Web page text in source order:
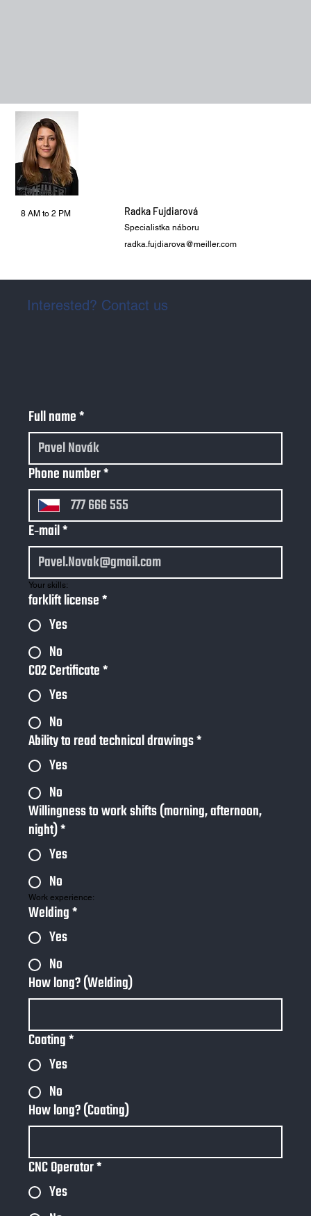
Radka Fujdiarová
Specialistka náboru
radka.fujdiarova@meiller.com
8 AM to 2 PM
Interested? Contact us
Full name*
Phone number*
E‑mail*
Your skills:
forklift license*
Yes
No
CO2 Certificate*
Yes
No
Ability to read technical drawings*
Yes
No
Willingness to work shifts (morning, afternoon,
night)*
Yes
No
Work experience:
Welding*
Yes
No
How long? (Welding)
Coating*
Yes
No
How long? (Coating)
CNC Operator*
Yes